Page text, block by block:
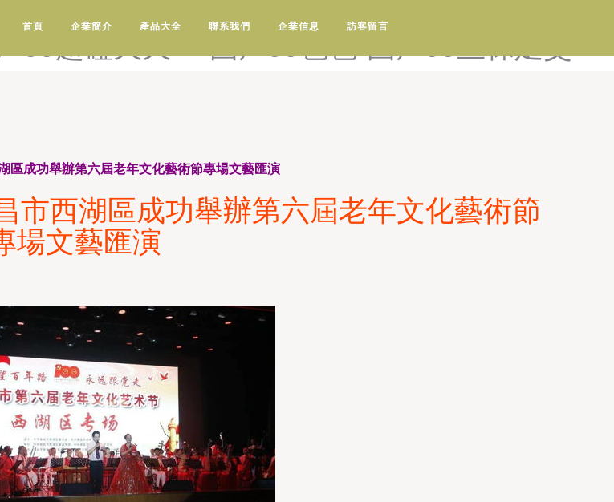
在线播-国产91在线播放-国产91足交在线观看-
首頁 企業簡介 產品大全 聯系我們 企業信息 訪客留言
成功舉辦第六屆老年文化藝術節專場文藝匯演
西湖區成功舉辦第六屆老年文化藝術節
場文藝匯演